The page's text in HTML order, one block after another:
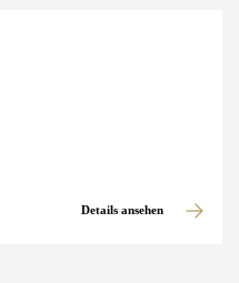
Details ansehen